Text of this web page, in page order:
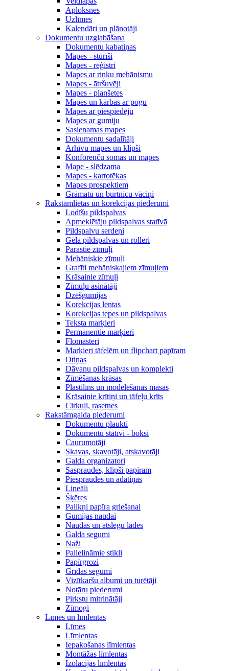
Aploksnes
Uzlīmes
Kalendāri un plānotāji
Dokumentu uzglabāšana
Dokumentu kabatiņas
Mapes - stūrīši
Mapes - reģistri
Mapes ar riņķu mehānismu
Mapes - ātršuvēji
Mapes - planšetes
Mapes un kārbas ar pogu
Mapes ar piespiedēju
Mapes ar gumiju
Sasienamas mapes
Dokumentu sadalītāji
Arhīvu mapes un klipši
Konforenču somas un mapes
Mape - slēdzama
Mapes - kartotēkas
Mapes prospektiem
Grāmatu un burtnīcu vāciņi
Rakstāmlietas un korekcijas piederumi
Lodīšu pildspalvas
Apmeklētāju pildspalvas statīvā
Pildspalvu serdeņi
Gēla pildspalvas un rolleri
Parastie zīmuļi
Mehāniskie zīmuļi
Grafīti mehāniskajiem zīmuļiem
Krāsainie zīmuļi
Zīmuļu asinātāji
Dzēšgumijas
Korekcijas lentas
Korekcijas tepes un pildspalvas
Teksta marķieri
Permanentie marķieri
Flomāsteri
Marķieri tāfelēm un flipchart papīram
Otiņas
Dāvanu pildspalvas un komplekti
Zīmēšanas krāsas
Plastilīns un modelēšanas masas
Krāsainie krītiņi un tāfeļu krīts
Cirkuļi, rasetnes
Rakstāmgalda piederumi
Dokumentu plaukti
Dokumentu statīvi - boksi
Caurumotāji
Skavas, skavotāji, atskavotāji
Galda organizatori
Saspraudes, klipši papīram
Piespraudes un adatiņas
Lineāli
Šķēres
Palikņi papīra griešanai
Gumijas naudai
Naudas un atslēgu lādes
Galda segumi
Naži
Palielināmie stikli
Papīrgrozi
Grīdas segumi
Vizītkaršu albumi un turētāji
Notāru piederumi
Pirkstu mitrinātāji
Zīmogi
Līmes un līmlentas
Līmes
Līmlentas
Iepakošanas līmlentas
Montāžas līmlentas
Izolācijas līmlentas